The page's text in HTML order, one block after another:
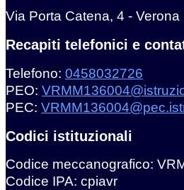
Via Porta Catena, 4 - Verona
Recapiti telefonici e
Telefono: 0458032726
PEO:
PEC:
Codici istituzionali
Codice meccanografico:
Codice IPA: cpiavr